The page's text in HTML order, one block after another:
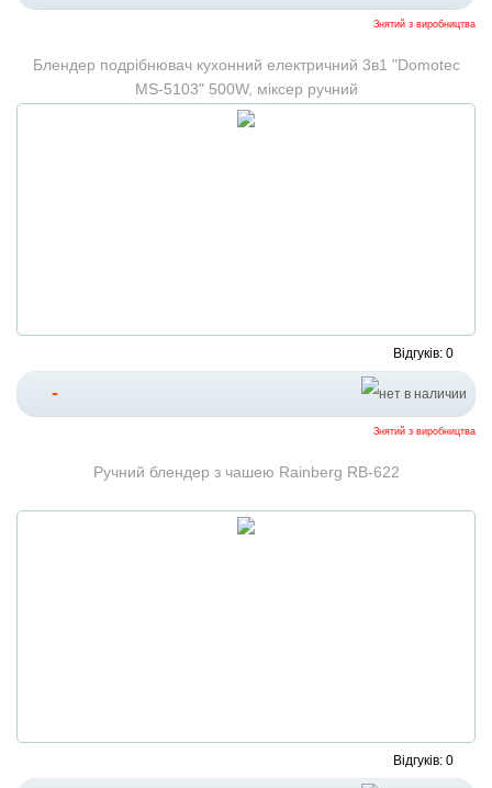
Знятий з виробництва
Блендер подрібнювач кухонний електричний 3в1 "Domotec
MS-5103" 500W, міксер ручний
Відгуків: 0
-
Знятий з виробництва
Ручний блендер з чашею Rainberg RB-622
Відгуків: 0